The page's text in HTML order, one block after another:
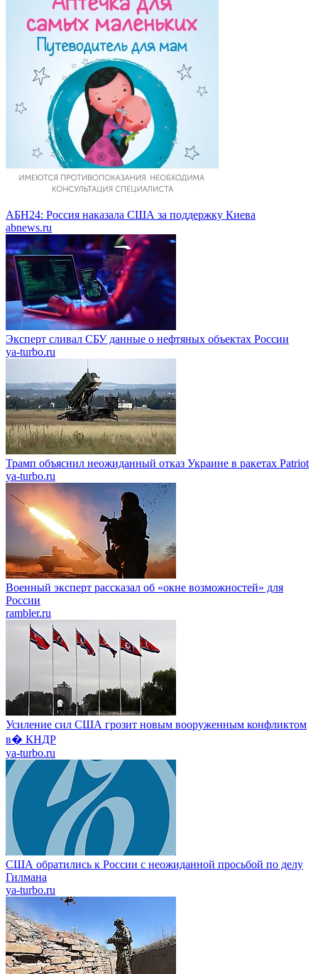
АБН24: Россия наказала США за поддержку Киева
abnews.ru
Эксперт сливал СБУ данные о нефтяных объектах России
ya-turbo.ru
Трамп объяснил неожиданный отказ Украине в ракетах Patriot
ya-turbo.ru
Военный эксперт рассказал об «окне возможностей» для
России
rambler.ru
Усиление сил США грозит новым вооруженным конфликтом
в� КНДР
ya-turbo.ru
США обратились к России с неожиданной просьбой по делу
Гилмана
ya-turbo.ru